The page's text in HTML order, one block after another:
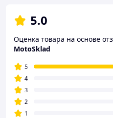
5.0
Оценка товара на основе
MotoSklad
5
4
3
2
1